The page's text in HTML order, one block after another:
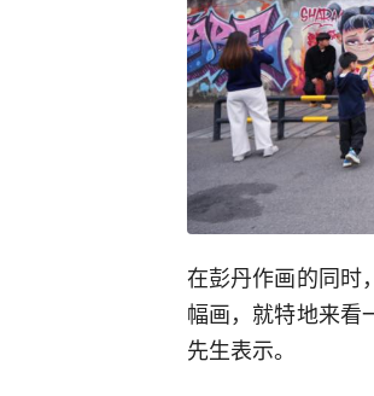
在彭丹作画的同时
幅画，就特地来看
先生表示。